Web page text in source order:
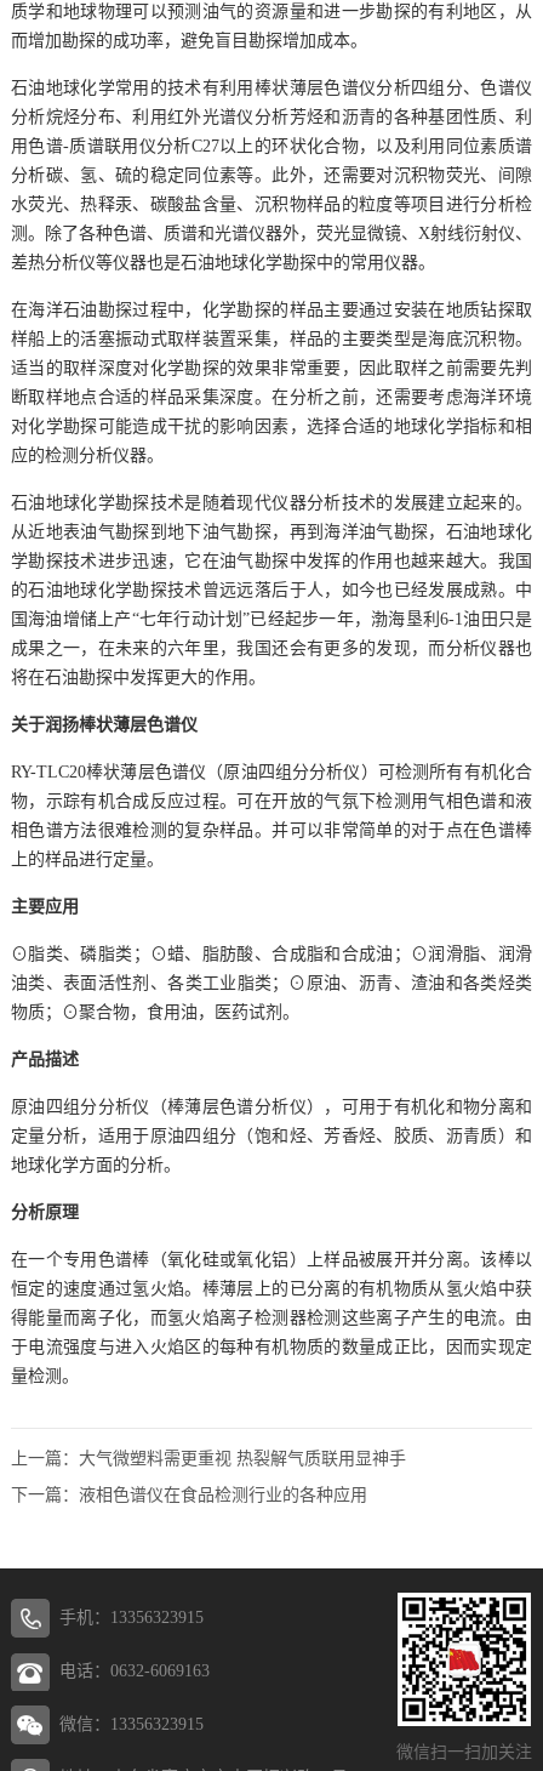
质学和地球物理可以预测油气的资源量和进一步勘探的有利地区，从
而增加勘探的成功率，避免盲目勘探增加成本。
石油地球化学常用的技术有利用棒状薄层色谱仪分析四组分、色谱仪
分析烷烃分布、利用红外光谱仪分析芳烃和沥青的各种基团性质、利
用色谱-质谱联用仪分析C27以上的环状化合物，以及利用同位素质谱
分析碳、氢、硫的稳定同位素等。此外，还需要对沉积物荧光、间隙
水荧光、热释汞、碳酸盐含量、沉积物样品的粒度等项目进行分析检
测。除了各种色谱、质谱和光谱仪器外，荧光显微镜、X射线衍射仪、
差热分析仪等仪器也是石油地球化学勘探中的常用仪器。
在海洋石油勘探过程中，化学勘探的样品主要通过安装在地质钻探取
样船上的活塞振动式取样装置采集，样品的主要类型是海底沉积物。
适当的取样深度对化学勘探的效果非常重要，因此取样之前需要先判
断取样地点合适的样品采集深度。在分析之前，还需要考虑海洋环境
对化学勘探可能造成干扰的影响因素，选择合适的地球化学指标和相
应的检测分析仪器。
石油地球化学勘探技术是随着现代仪器分析技术的发展建立起来的。
从近地表油气勘探到地下油气勘探，再到海洋油气勘探，石油地球化
学勘探技术进步迅速，它在油气勘探中发挥的作用也越来越大。我国
的石油地球化学勘探技术曾远远落后于人，如今也已经发展成熟。中
国海油增储上产“七年行动计划”已经起步一年，渤海垦利6-1油田只是
成果之一，在未来的六年里，我国还会有更多的发现，而分析仪器也
将在石油勘探中发挥更大的作用。
关于润扬棒状薄层色谱仪
RY-TLC20棒状薄层色谱仪（原油四组分分析仪）可检测所有有机化合
物，示踪有机合成反应过程。可在开放的气氛下检测用气相色谱和液
相色谱方法很难检测的复杂样品。并可以非常简单的对于点在色谱棒
上的样品进行定量。
主要应用
⊙脂类、磷脂类；⊙蜡、脂肪酸、合成脂和合成油；⊙润滑脂、润滑
油类、表面活性剂、各类工业脂类；⊙原油、沥青、渣油和各类烃类
物质；⊙聚合物，食用油，医药试剂。
产品描述
原油四组分分析仪（棒薄层色谱分析仪），可用于有机化和物分离和
定量分析，适用于原油四组分（饱和烃、芳香烃、胶质、沥青质）和
地球化学方面的分析。
分析原理
在一个专用色谱棒（氧化硅或氧化铝）上样品被展开并分离。该棒以
恒定的速度通过氢火焰。棒薄层上的已分离的有机物质从氢火焰中获
得能量而离子化，而氢火焰离子检测器检测这些离子产生的电流。由
于电流强度与进入火焰区的每种有机物质的数量成正比，因而实现定
量检测。
上一篇： 大气微塑料需更重视 热裂解气质联用显神手
下一篇： 液相色谱仪在食品检测行业的各种应用
微信扫一扫加关注
手机：13356323915
电话：0632-6069163
微信：13356323915